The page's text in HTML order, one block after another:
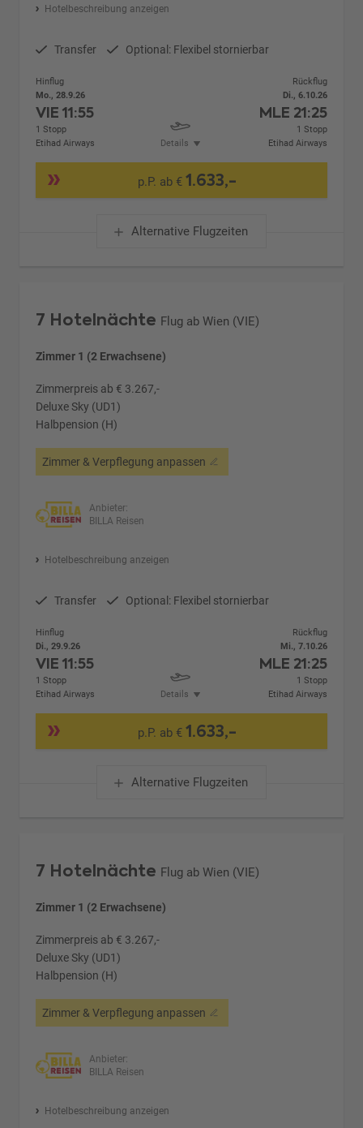
Hotelbeschreibung anzeigen
Transfer Optional: Flexibel stornierbar
Hinflug
Mo., 28.9.26
VIE11:55
1 Stopp
Etihad Airways
Details
Rückflug
Di., 6.10.26
MLE 21:25
1 Stopp
Etihad Airways
p.P. ab €1.633,-
Alternative Flugzeiten
7 Hotelnächte Flug ab Wien (VIE)
Zimmer 1 (2 Erwachsene)
Zimmerpreis ab € 3.267,-
Deluxe Sky (UD1)
Halbpension (H)
Zimmer & Verpflegung anpassen
Anbieter:
BILLA Reisen
Hotelbeschreibung anzeigen
Transfer Optional: Flexibel stornierbar
Hinflug
Di., 29.9.26
VIE11:55
1 Stopp
Etihad Airways
Details
Rückflug
Mi., 7.10.26
MLE 21:25
1 Stopp
Etihad Airways
p.P. ab €1.633,-
Alternative Flugzeiten
7 Hotelnächte Flug ab Wien (VIE)
Zimmer 1 (2 Erwachsene)
Zimmerpreis ab € 3.267,-
Deluxe Sky (UD1)
Halbpension (H)
Zimmer & Verpflegung anpassen
Anbieter:
BILLA Reisen
Hotelbeschreibung anzeigen